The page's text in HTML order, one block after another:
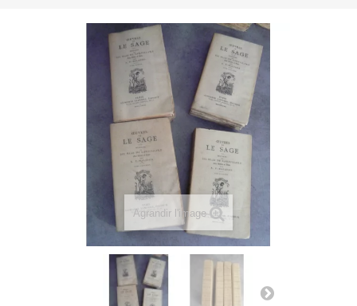
Agrandir l'image